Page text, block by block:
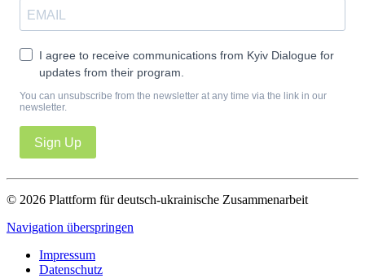
I agree to receive communications from Kyiv Dialogue for
updates from their program.
You can unsubscribe from the newsletter at any time via the link in our
newsletter.
Sign Up
© 2026 Plattform für deutsch-ukrainische Zusammenarbeit
Navigation überspringen
Impressum
Datenschutz